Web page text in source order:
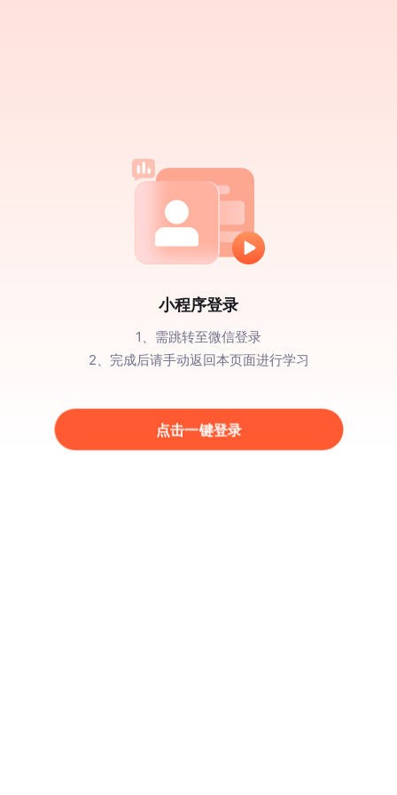
小程序登录
1、需跳转至微信登录
2、完成后请手动返回本页面进行学习
点击一键登录